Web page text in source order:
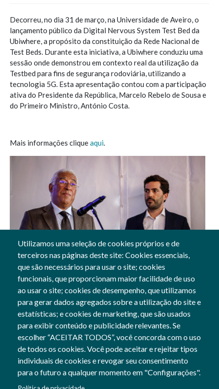
Decorreu, no dia 31 de março, na Universidade de Aveiro, o
lançamento público da Digital Nervous System Test Bed da
Ubiwhere, a propósito da constituição da Rede Nacional de
Test Beds. Durante esta iniciativa, a Ubiwhere conduziu uma
sessão onde demonstrou em contexto real da utilização da
Testbed para fins de segurança rodoviária, utilizando a
tecnologia 5G. Esta apresentação contou com a participação
ativa do Presidente da República, Marcelo Rebelo de Sousa e
do Primeiro Ministro, António Costa.
Mais informações cliqueaqui
04 Apr, 2023
Associados
Siga-nos
Utilizamos uma seleção de cookies próprios e de
terceiros nas páginas deste site: Cookies essenciais,
que são necessários para usar o site; cookies
funcionais, que proporcionam maior facilidade de uso
ao usar o site; cookies de desempenho, que utilizamos
para gerar dados agregados sobre a utilização do site e
estatísticas; e cookies de marketing, que são usados
para exibir conteúdo e publicidade relevantes. Se
escolher “ACEITAR TODOS”, você concorda com o uso
de todos os cookies. Você pode aceitar e rejeitar tipos
individuais de cookies e revogar seu consentimento
para o futuro a qualquer momento em "Configurações".
Social Networks
Cofinanciado por: